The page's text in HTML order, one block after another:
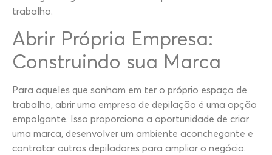
trabalho.
Abrir Própria Empresa:
Construindo sua Marca
Para aqueles que sonham em ter o próprio espaço de
trabalho, abrir uma empresa de depilação é uma opção
empolgante. Isso proporciona a oportunidade de criar
uma marca, desenvolver um ambiente aconchegante e
contratar outros depiladores para ampliar o negócio.